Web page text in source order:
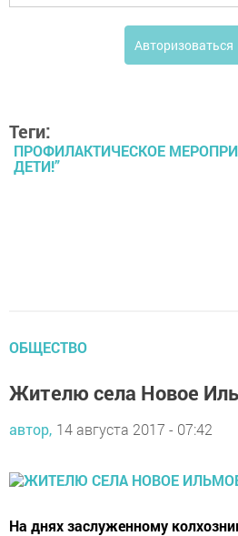
Авторизоваться
Теги:
ПРОФИЛАКТИЧЕСКОЕ
ДЕТИ!”
ОБЩЕСТВО
Жителю села Новое
автор, 14 августа 2017 - 07:42
На днях заслуженному